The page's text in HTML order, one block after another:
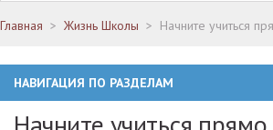
Главная Жизнь Школы Начните учиться
НАВИГАЦИЯ ПО РАЗДЕЛАМ